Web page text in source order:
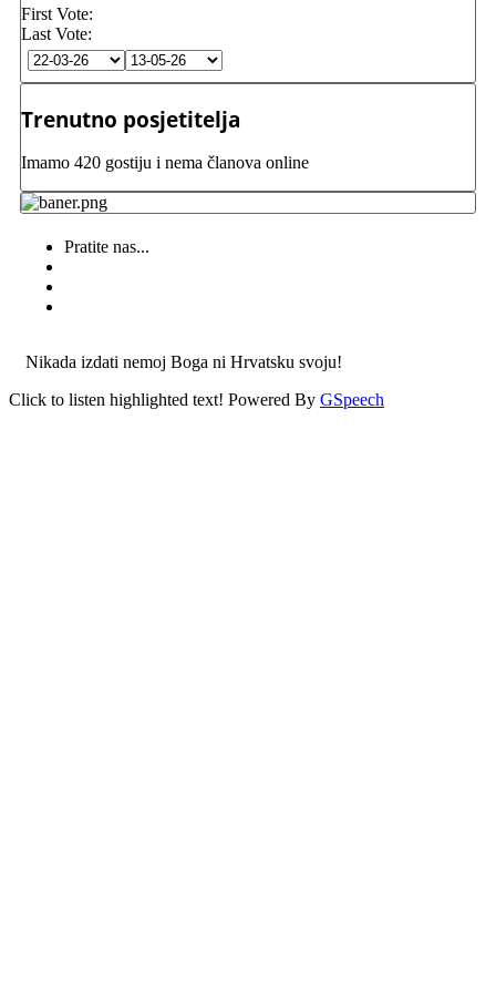
First Vote:
Last Vote:
Trenutno posjetitelja
Imamo 420 gostiju i nema članova online
Pratite nas...
Nikada izdati nemoj Boga ni Hrvatsku svoju!
Click to listen highlighted text! Powered By GSpeech